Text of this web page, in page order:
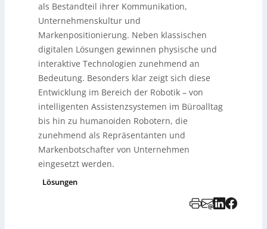
als Bestandteil ihrer Kommunikation,
Unternehmenskultur und
Markenpositionierung. Neben klassischen
digitalen Lösungen gewinnen physische und
interaktive Technologien zunehmend an
Bedeutung. Besonders klar zeigt sich diese
Entwicklung im Bereich der Robotik – von
intelligenten Assistenzsystemen im Büroalltag
bis hin zu humanoiden Robotern, die
zunehmend als Repräsentanten und
Markenbotschafter von Unternehmen
eingesetzt werden.
Lösungen